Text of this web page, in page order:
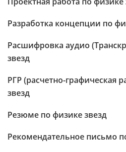
Разработка концепции по
Расшифровка аудио
звезд
РГР (расчетно-графическая
звезд
Резюме по физике звезд
Рекомендательное письмо